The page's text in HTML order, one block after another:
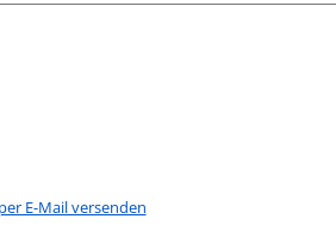
wollen.
E-Mail versenden